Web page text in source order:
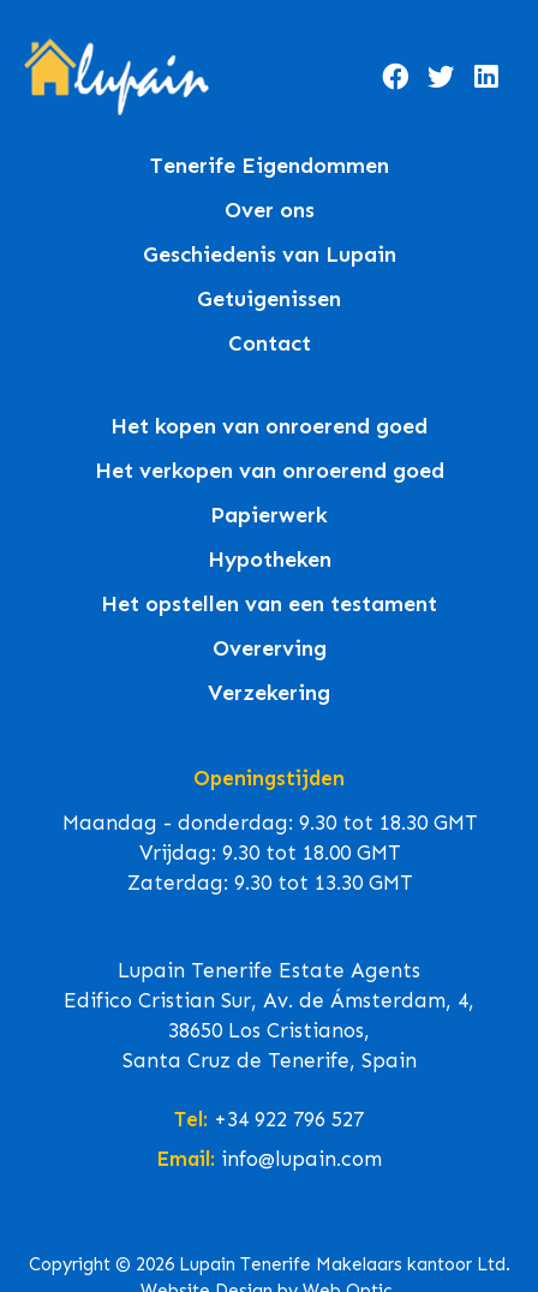
Tenerife Eigendommen
Over ons
Geschiedenis van Lupain
Getuigenissen
Contact
Het kopen van onroerend goed
Het verkopen van onroerend goed
Papierwerk
Hypotheken
Het opstellen van een testament
Overerving
Verzekering
Openingstijden
Maandag - donderdag: 9.30 tot 18.30 GMT
Vrijdag: 9.30 tot 18.00 GMT
Zaterdag: 9.30 tot 13.30 GMT
Lupain Tenerife Estate Agents
Edifico Cristian Sur, Av. de Ámsterdam, 4,
38650 Los Cristianos,
Santa Cruz de Tenerife, Spain
Tel: +34 922 796 527
Email: info@lupain.com
Copyright © 2026 Lupain Tenerife Makelaars kantoor Ltd.